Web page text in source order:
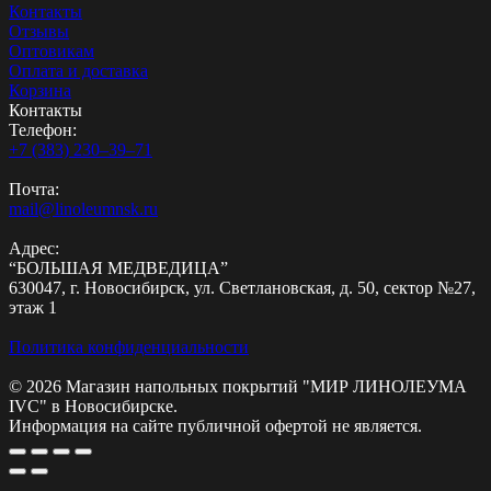
Контакты
Отзывы
Оптовикам
Оплата и доставка
Корзина
Контакты
Телефон:
+7 (383) 230‒39‒71
Почта:
mail@linoleumnsk.ru
Адрес:
“БОЛЬШАЯ МЕДВЕДИЦА”
630047, г. Новосибирск, ул. Светлановская, д. 50, сектор №27,
этаж 1
Политика конфиденциальности
© 2026 Магазин напольных покрытий "МИР ЛИНОЛЕУМА
IVC" в Новосибирске.
Информация на сайте публичной офертой не является.